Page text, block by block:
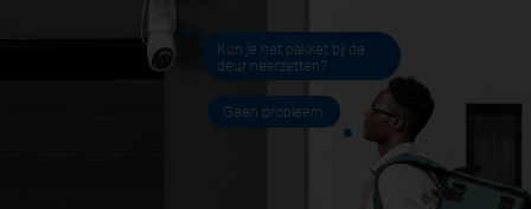
Kun je het pakket bij de
deur neerzetten?
Geen probleem.